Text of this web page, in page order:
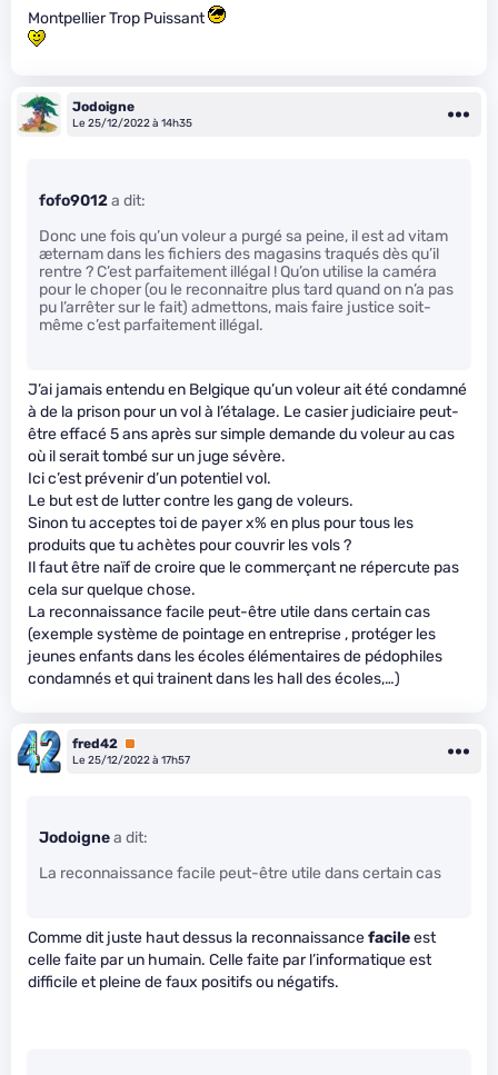
Montpellier Trop Puissant
Jodoigne
Le 25/12/2022 à 14h35
fofo9012a dit:
Donc une fois qu’un voleur a purgé sa peine, il est ad vitam
æternam dans les fichiers des magasins traqués dès qu’il
rentre ? C’est parfaitement illégal ! Qu’on utilise la caméra
pour le choper (ou le reconnaitre plus tard quand on n’a pas
pu l’arrêter sur le fait) admettons, mais faire justice soit-
même c’est parfaitement illégal.
J’ai jamais entendu en Belgique qu’un voleur ait été condamné
à de la prison pour un vol à l’étalage. Le casier judiciaire peut-
être effacé 5 ans après sur simple demande du voleur au cas
où il serait tombé sur un juge sévère.
Ici c’est prévenir d’un potentiel vol.
Le but est de lutter contre les gang de voleurs.
Sinon tu acceptes toi de payer x% en plus pour tous les
produits que tu achètes pour couvrir les vols ?
Il faut être naïf de croire que le commerçant ne répercute pas
cela sur quelque chose.
La reconnaissance facile peut-être utile dans certain cas
(exemple système de pointage en entreprise , protéger les
jeunes enfants dans les écoles élémentaires de pédophiles
condamnés et qui trainent dans les hall des écoles,…)
fred42 Premium
Le 25/12/2022 à 17h57
Jodoignea dit:
La reconnaissance facile peut-être utile dans certain cas
Comme dit juste haut dessus la reconnaissancefacileest
celle faite par un humain. Celle faite par l’informatique est
difficile et pleine de faux positifs ou négatifs.